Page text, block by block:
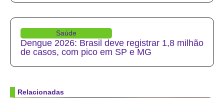
Saúde
Dengue 2026: Brasil deve registrar 1,8 milhão
de casos, com pico em SP e MG
Relacionadas